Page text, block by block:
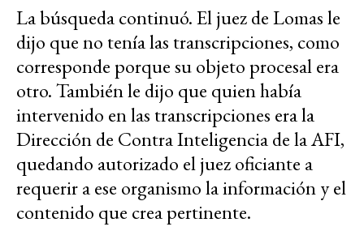
La búsqueda continuó. El juez de Lomas le
dijo que no tenía las transcripciones, como
corresponde porque su objeto procesal era
otro. También le dijo que quien había
intervenido en las transcripciones era la
Dirección de Contra Inteligencia de la AFI,
quedando autorizado el juez oficiante a
requerir a ese organismo la información y el
contenido que crea pertinente.